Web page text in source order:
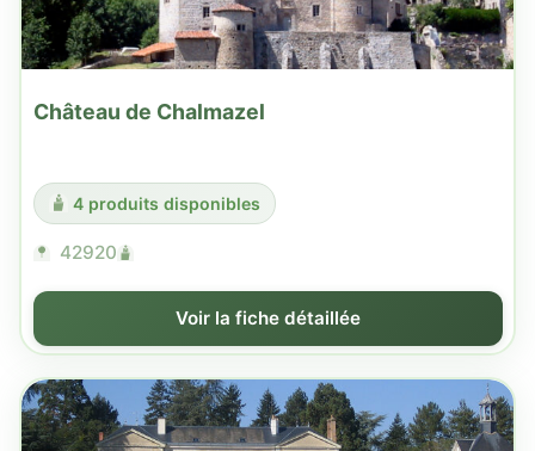
Château de Chalmazel
4 produits disponibles
42920
Voir la fiche détaillée